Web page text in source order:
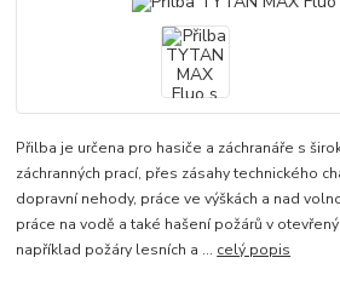
Přilba je určena pro hasiče a záchranáře s
záchranných prací, přes zásahy technického
dopravní nehody, práce ve výškách a nad
práce na vodě a také hašení požárů v
například požáry lesních a ... celý popis